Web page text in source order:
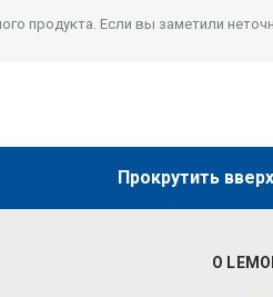
продукта. Если вы заметили
Прокрутить вверх
О